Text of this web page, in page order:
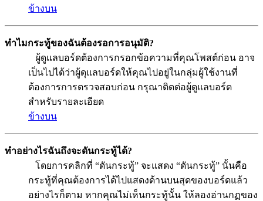
ข้างบน
ทำไมกระทู้ของฉันต้องรอการอนุมัติ?
ผู้ดูแลบอร์ดต้องการกรอกข้อความที่คุณโพสต์ก่อน อาจ
เป็นไปได้ว่าผู้ดุแลบอร์ดให้คุณไปอยู่ในกลุ่มผู้ใช้งานที่
ต้องการการตรวจสอบก่อน กรุณาติดต่อผู้ดูแลบอร์ด
สำหรับรายละเอียด
ข้างบน
ทำอย่างไรฉันถึงจะดันกระทู้ได้?
โดยการคลิกที่ “ดันกระทู้” จะแสดง “ดันกระทู้” นั้นคือ
กระทู้ที่คุณต้องการได้ไปแสดงด้านบนสุดของบอร์ดแล้ว
อย่างไรก็ตาม หากคุณไม่เห็นกระทู้นั้น ให้ลองอ่านกฏของ